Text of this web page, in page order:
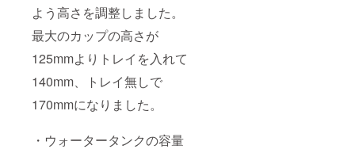
よう高さを調整しました。
最大のカップの高さが
125mmよりトレイを入れて
140mm、トレイ無しで
170mmになりました。
・ウォータータンクの容量